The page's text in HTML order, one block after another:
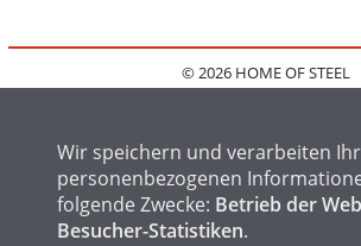
© 2026 HOME OF STEEL
FAQ
Wir speichern und verarbeiten
personenbezogenen
folgende Zwecke: Betrieb der
Besucher-Statistiken.